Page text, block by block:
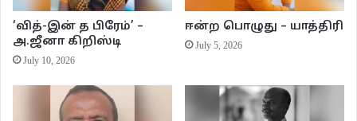
செல்லவில்லை. எங்கே பாதை இருக்கிறதோ அங்கெல்லாம் தாவித்தாவி
‘விஷ்க்விஷ்க்’ என்று சப்தமிட்டுக் கடந்தன. கடந்த வேகத்தில் முட்டிக் கொண்டு
கீழே பறந்து கொண்டிருந்த வாகனங்கள் மீது விழுந்து அவைகளையும் பாதை
“இங்கே வா” என்று ராஜன் இழுத்தான். ராஜேந்திரன் தன்னை ராஜனின்
‘வித்-இன் த பிரேம்’ –
அ.ஜீனா கிறிஸ்டி
July 10, 2026
ஈன்ற பொழுது – யாத்திரி
July 5, 2026